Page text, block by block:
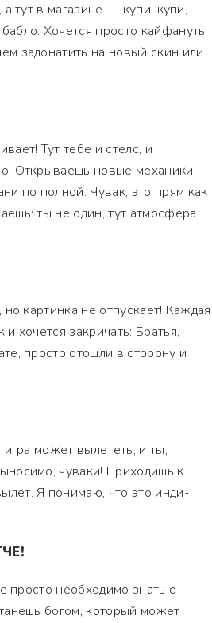
тут в магазине — купи, купи,
Хочется просто кайфануть
задонатить на новый скин или
Тут тебе и стелс, и
Открываешь новые механики,
по полной. Чувак, это прям как
ты не один, тут атмосфера
картинка не отпускает! Каждая
хочется закричать: Братья,
просто отошли в сторону и
может вылететь, и ты,
чуваки! Приходишь к
Я понимаю, что это инди-
просто необходимо знать о
богом, который может